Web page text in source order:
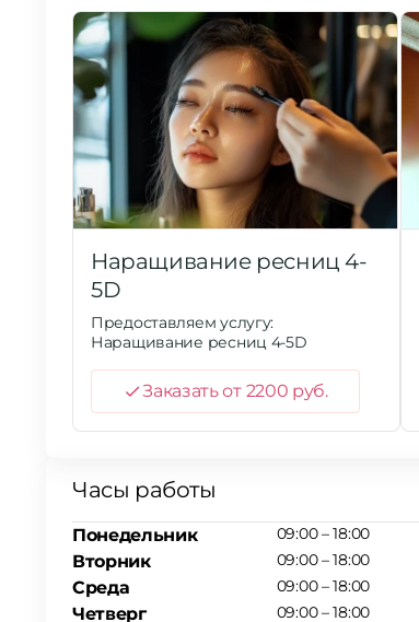
Наращивание ресниц 4-
5D
Предоставляем услугу:
Наращивание ресниц 4-5D
Заказать от 2200 руб.
Часы работы
Понедельник
Вторник
Среда
Четверг
09:00 – 18:00
09:00 – 18:00
09:00 – 18:00
09:00 – 18:00